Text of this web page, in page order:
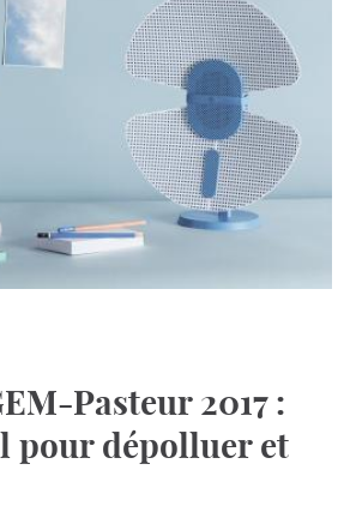
Pasteur 2017 :
pour dépolluer et